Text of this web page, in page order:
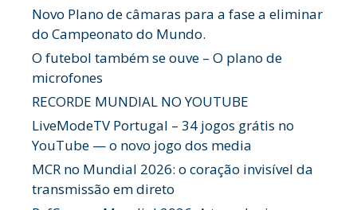
Novo Plano de câmaras para a fase a eliminar
do Campeonato do Mundo.
O futebol também se ouve – O plano de
microfones
RECORDE MUNDIAL NO YOUTUBE
LiveModeTV Portugal – 34 jogos grátis no
YouTube — o novo jogo dos media
MCR no Mundial 2026: o coração invisível da
transmissão em direto